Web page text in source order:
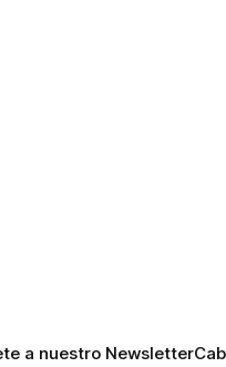
a nuestro Newsletter